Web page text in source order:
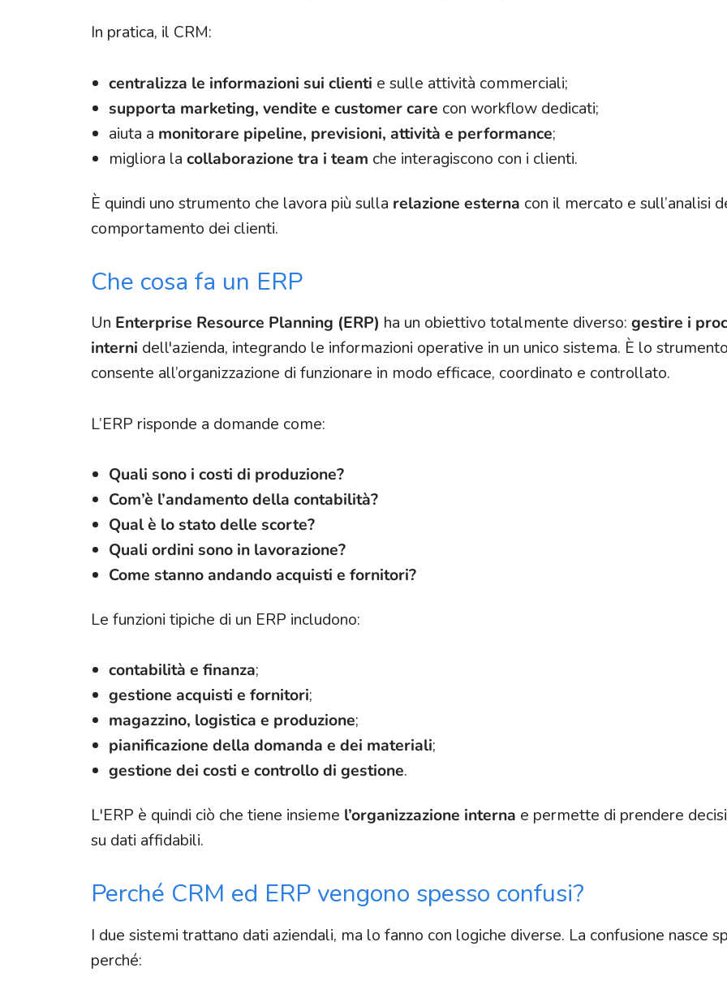
In pratica, il CRM:
centralizza le informazioni sui clienti e sulle attività commerciali;
supporta marketing, vendite e customer care con workflow dedicati;
aiuta a monitorare pipeline, previsioni, attività e performance;
migliora la collaborazione tra i team che interagiscono con i clienti.
È quindi uno strumento che lavora più sulla relazione esterna con il mercato e sull’analisi
comportamento dei clienti.
Che cosa fa un ERP
Un Enterprise Resource Planning (ERP) ha un obiettivo totalmente diverso: gestire i
interni dell'azienda, integrando le informazioni operative in un unico sistema. È lo
consente all’organizzazione di funzionare in modo efficace, coordinato e controllato.
L’ERP risponde a domande come:
Quali sono i costi di produzione?
Com’è l’andamento della contabilità?
Qual è lo stato delle scorte?
Quali ordini sono in lavorazione?
Come stanno andando acquisti e fornitori?
Le funzioni tipiche di un ERP includono:
contabilità e finanza;
gestione acquisti e fornitori;
magazzino, logistica e produzione;
pianificazione della domanda e dei materiali;
gestione dei costi e controllo di gestione.
L'ERP è quindi ciò che tiene insieme l’organizzazione interna e permette di prendere
su dati affidabili.
Perché CRM ed ERP vengono spesso confusi?
I due sistemi trattano dati aziendali, ma lo fanno con logiche diverse. La confusione nasce
perché: